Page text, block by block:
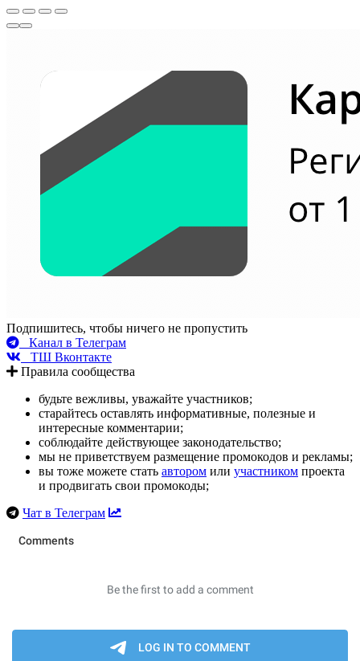
Подпишитесь, чтобы ничего не пропустить
Канал в Телеграм
ТШ Вконтакте
Правила сообщества
будьте вежливы, уважайте участников;
старайтесь оставлять информативные, полезные и
интересные комментарии;
соблюдайте действующее законодательство;
мы не приветствуем размещение промокодов и рекламы;
вы тоже можете стать автором или участником проекта
и продвигать свои промокоды;
Чат в Телеграм